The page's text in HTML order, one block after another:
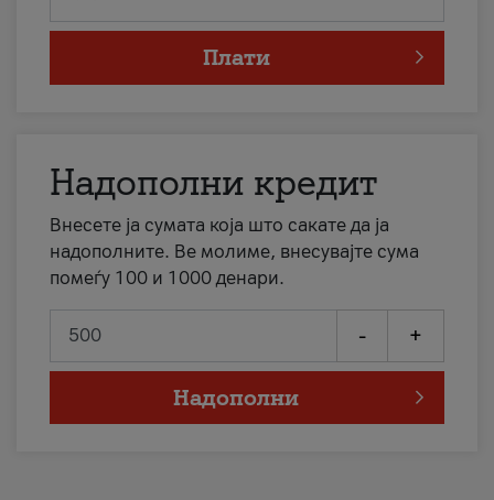
Плати
Надополни кредит
Внесете ја сумата која што сакате да ја
надополните. Ве молиме, внесувајте сума
помеѓу 100 и 1000 денари.
- +
Надополни